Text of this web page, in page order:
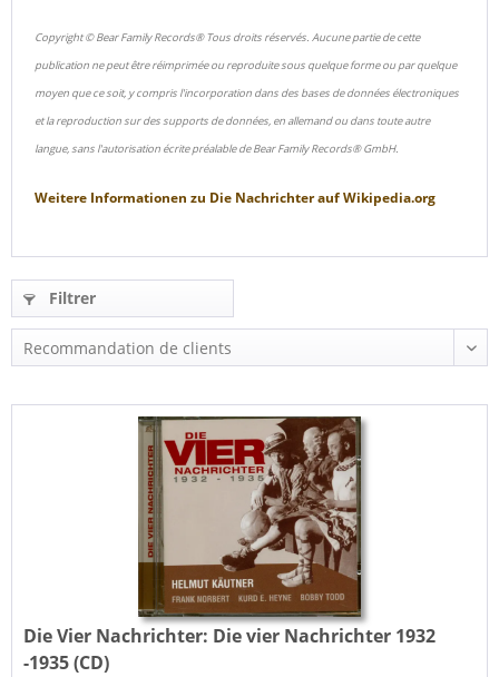
Copyright © Bear Family Records® Tous droits réservés. Aucune partie de cette
publication ne peut être réimprimée ou reproduite sous quelque forme ou par quelque
moyen que ce soit, y compris l'incorporation dans des bases de données électroniques
et la reproduction sur des supports de données, en allemand ou dans toute autre
langue, sans l'autorisation écrite préalable de Bear Family Records® GmbH.
Weitere Informationen zu Die NachrichteraufWikipedia.org
Filtrer
Die Vier Nachrichter: Die vier Nachrichter 1932
-1935 (CD)